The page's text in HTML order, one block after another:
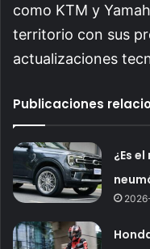
como KTM y
territorio con sus
actualizaciones
Publicaciones
¿Es